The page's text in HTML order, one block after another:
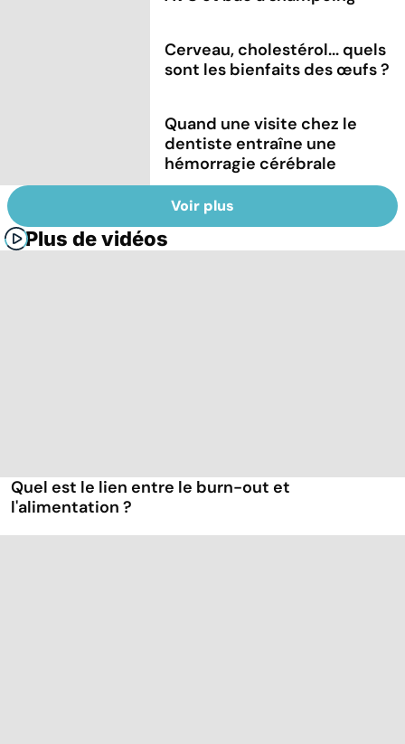
Cerveau, cholestérol... quels
sont les bienfaits des œufs ?
Quand une visite chez le
dentiste entraîne une
hémorragie cérébrale
Voir plus
Plus de vidéos
Quel est le lien entre le burn-out et
l'alimentation ?